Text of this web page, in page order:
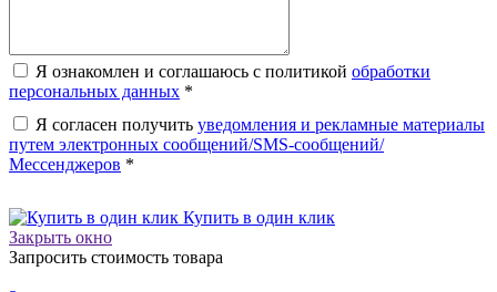
Я ознакомлен и соглашаюсь с политикой обработки
персональных данных *
Я согласен получить уведомления и рекламные материалы
путем электронных сообщений/SMS-сообщений/
Мессенджеров *
Купить в один клик
Закрыть окно
Запросить стоимость товара